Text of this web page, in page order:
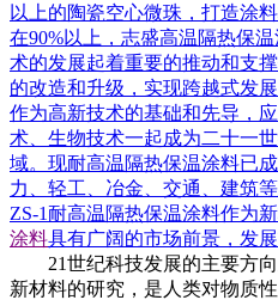
以上的陶瓷空心微珠，打造涂
在90%以上，志盛高温隔热保
术的发展起着重要的推动和支
的改造和升级，实现跨越式发
作为高新技术的基础和先导，
术、生物技术一起成为二十一
域。现耐高温隔热保温涂料已
力、轻工、 冶金 、交通、建筑
ZS-1耐高温隔热保温涂料作为
涂料具有广阔的市场前景，发
21世纪科技发展的主要方向
新材料的研究，是人类对物质